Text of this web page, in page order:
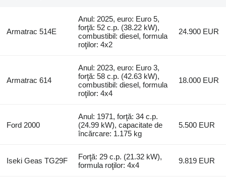
Armatrac 514E
Anul: 2025, euro: Euro 5,
forţă: 52 c.p. (38.22 kW),
combustibil: diesel, formula
roţilor: 4x2
24.900 EUR
Armatrac 614
Anul: 2023, euro: Euro 3,
forţă: 58 c.p. (42.63 kW),
combustibil: diesel, formula
roţilor: 4x4
18.000 EUR
Ford 2000
Anul: 1971, forţă: 34 c.p.
(24.99 kW), capacitate de
încărcare: 1.175 kg
5.500 EUR
Iseki Geas TG29F
Forţă: 29 c.p. (21.32 kW),
formula roţilor: 4x4
9.819 EUR